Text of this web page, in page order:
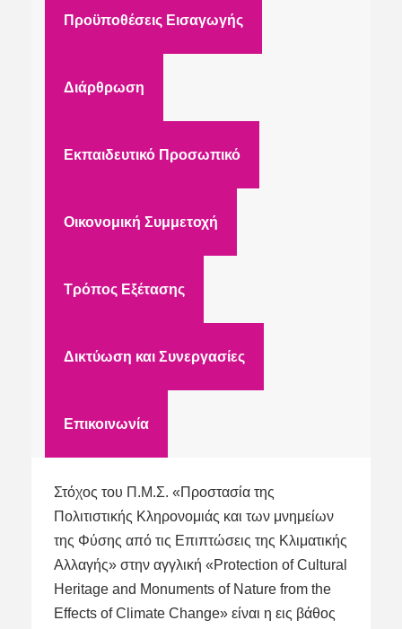
Προϋποθέσεις Εισαγωγής
Διάρθρωση
Εκπαιδευτικό Προσωπικό
Οικονομική Συμμετοχή
Τρόπος Εξέτασης
Δικτύωση και Συνεργασίες
Επικοινωνία
Στόχος του Π.Μ.Σ. «Προστασία της
Πολιτιστικής Κληρονομιάς και των μνημείων
της Φύσης από τις Επιπτώσεις της Κλιματικής
Αλλαγής» στην αγγλική «Protection of Cultural
Heritage and Monuments of Nature from the
Effects of Climate Change» είναι η εις βάθος